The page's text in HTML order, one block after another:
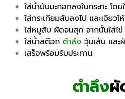
ใส่น้ำมันมะกอกลงในกระทะ โด
ใส่กระเทียมสับลงไป และเจียว
ใส่หมูสับ ผัดจนสุก จากนั้นใส่ไข่
ใส่น้ำสต๊อก ตำลึง วุ้นเส้น และ
เสร็จพร้อมรับประทาน
ตำลึงผั